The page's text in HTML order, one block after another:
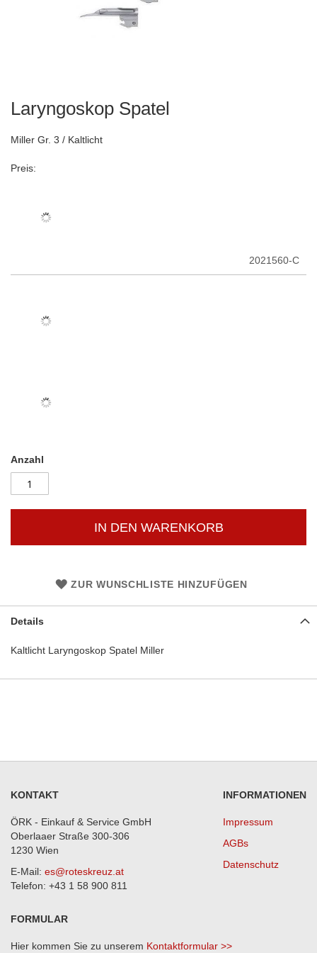
Laryngoskop Spatel
Miller Gr. 3 / Kaltlicht
Preis:
2021560-C
Anzahl
IN DEN WARENKORB
ZUR WUNSCHLISTE HINZUFÜGEN
Zum
Anfang
Details
Kaltlicht Laryngoskop Spatel Miller
KONTAKT
ÖRK - Einkauf & Service GmbH
Oberlaaer Straße 300-306
1230 Wien
E-Mail: es@roteskreuz.at
Telefon: +43 1 58 900 811
INFORMATIONEN
Impressum
AGBs
Datenschutz
FORMULAR
Hier kommen Sie zu unserem Kontaktformular >>